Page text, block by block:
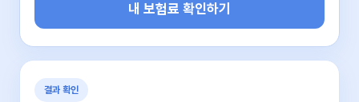
내 보험료 확인하기
결과 확인